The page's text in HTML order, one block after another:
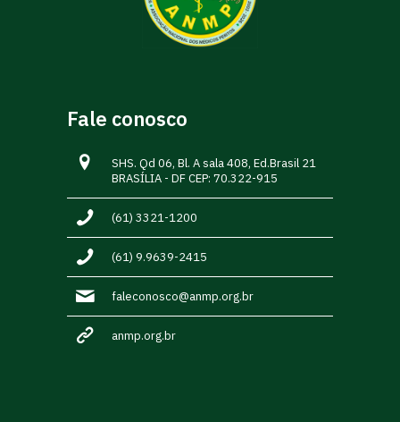
Fale conosco
SHS. Qd 06, Bl. A sala 408, Ed.Brasil 21
BRASÍLIA - DF CEP: 70.322-915
(61) 3321-1200
(61) 9.9639-2415
faleconosco@anmp.org.br
anmp.org.br